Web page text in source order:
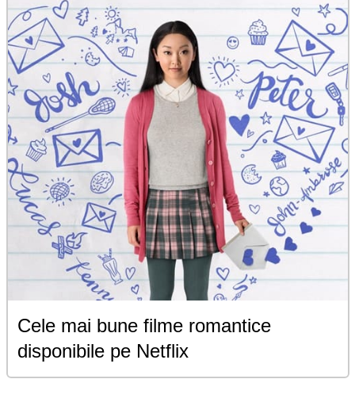
Cele mai bune filme romantice
disponibile pe Netflix